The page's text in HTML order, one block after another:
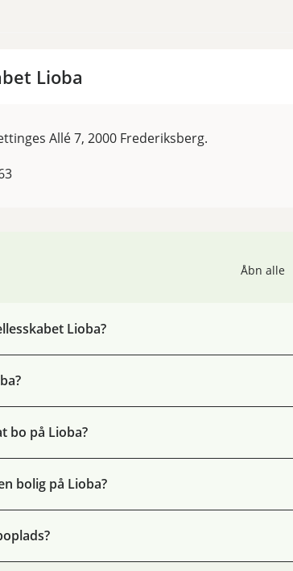
Lioba
Allé 7, 2000 Frederiksberg.
Åbn alle
Lioba?
bo på Lioba?
bolig på Lioba?